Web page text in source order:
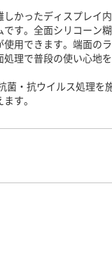
しかったディスプレイ
す。全面シリコーン
用できます。端面の
理で普段の使い心地を
・抗ウイルス処理を
す。